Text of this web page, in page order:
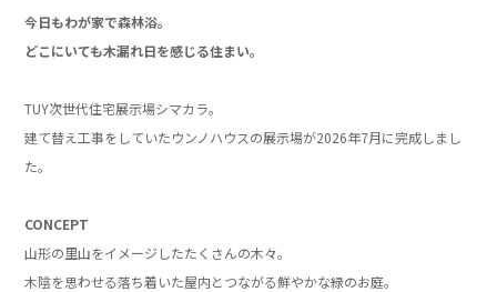
今日もわが家で森林浴。
どこにいても木漏れ日を感じる住まい。
TUY次世代住宅展示場シマカラ。
建て替え工事をしていたウンノハウスの展示場が2026年7月に完成しまし
た。
CONCEPT
山形の里山をイメージしたたくさんの木々。
木陰を思わせる落ち着いた屋内とつながる鮮やかな緑のお庭。